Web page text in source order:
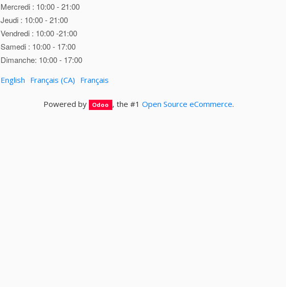
Mercredi : 10:00 - 21:00
Jeudi : 10:00 - 21:00
Vendredi : 10:00 -21:00
Samedi : 10:00 - 17:00
Dimanche: 10:00 - 17:00
English Français (CA) Français
Powered by Odoo , the #1 Open Source eCommerce.